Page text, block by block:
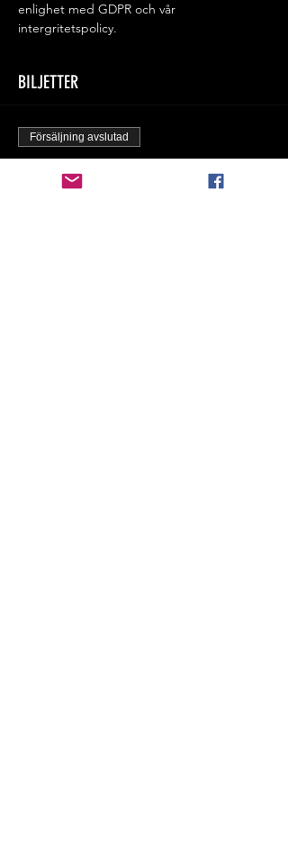
enlighet med GDPR och vår
intergritetspolicy.
BILJETTER
Försäljning avslutad
Fri publikbiljett